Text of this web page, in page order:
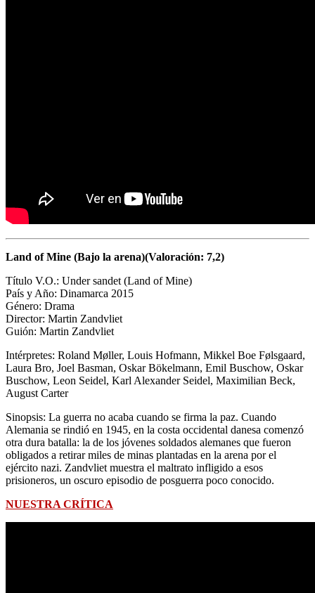
Land of Mine (Bajo la arena)(Valoración: 7,2)
Título V.O.: Under sandet (Land of Mine)
País y Año: Dinamarca 2015
Género: Drama
Director: Martin Zandvliet
Guión: Martin Zandvliet
Intérpretes: Roland Møller, Louis Hofmann, Mikkel Boe Følsgaard,
Laura Bro, Joel Basman, Oskar Bökelmann, Emil Buschow, Oskar
Buschow, Leon Seidel, Karl Alexander Seidel, Maximilian Beck,
August Carter
Sinopsis: La guerra no acaba cuando se firma la paz. Cuando
Alemania se rindió en 1945, en la costa occidental danesa comenzó
otra dura batalla: la de los jóvenes soldados alemanes que fueron
obligados a retirar miles de minas plantadas en la arena por el
ejército nazi. Zandvliet muestra el maltrato infligido a esos
prisioneros, un oscuro episodio de posguerra poco conocido.
NUESTRA CRÍTICA